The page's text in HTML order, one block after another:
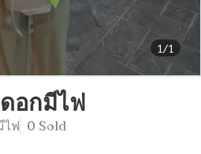
1/1
อกมีไฟ
ไฟ 0 Sold